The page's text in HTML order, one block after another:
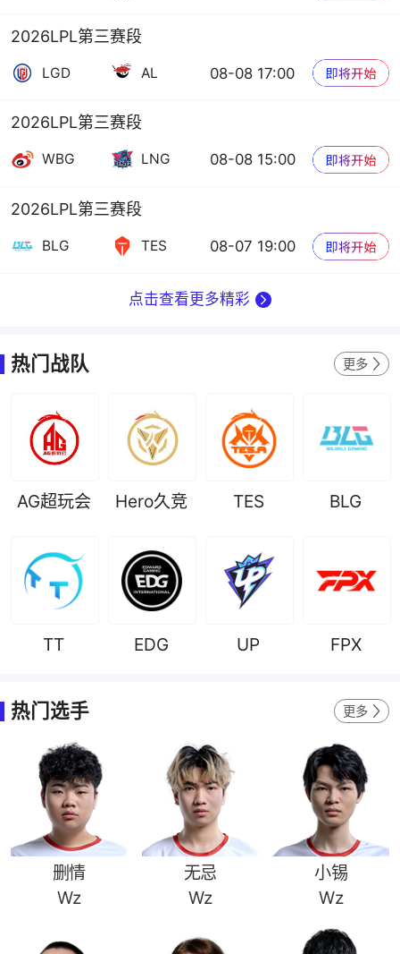
2026LPL第三赛段
LGD AL 08-08 17:00
2026LPL第三赛段
WBG LNG 08-08 15:00
2026LPL第三赛段
BLG TES 08-07 19:00
点击查看更多精彩
热门战队 更多
AG超玩会 Hero久竞 TES BLG
TT EDG UP FPX
热门选手 更多
删情
Wz
无忌
Wz
小锡
Wz